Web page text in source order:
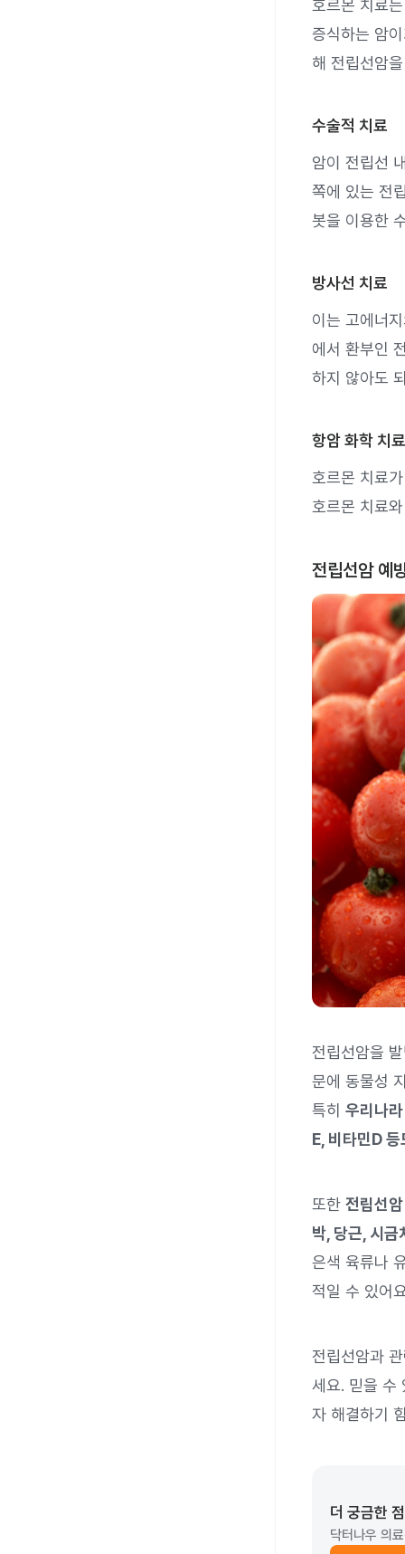
호르몬 치료
증식하는 암
해 전립선암
수술적 치료
암이 전립선
쪽에 있는 전
봇을 이용한
방사선 치료
이는 고에너
에서 환부인
하지 않아도
항암 화학 치료
호르몬 치료
호르몬 치료
전립선암 예
전립선암을
문에 동물성
특히 우리나
E, 비타민D
또한 전립선
박, 당근, 시
은색 육류나
적일 수 있어
전립선암과
세요. 믿을 수
자 해결하기
더 궁금한
닥터나우 의